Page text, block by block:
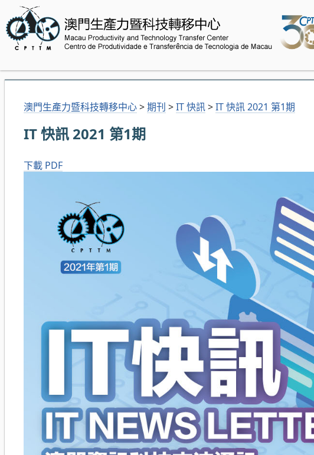
澳門生產力暨科技轉移中心>期刊 >IT 快訊>IT 快訊 2021 第1期
IT 快訊 2021 第1期
下載 PDF